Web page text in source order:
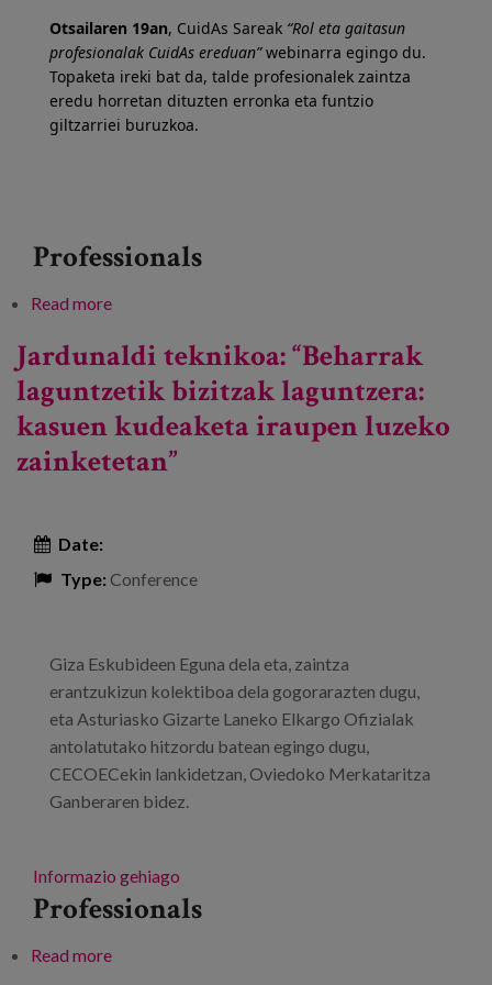
Press
Work with us
en
Otsailaren 19an, CuidAs Sareak “Rol eta gaitasun
profesionalak CuidAs ereduan”webinarra egingo du.
Topaketa ireki bat da, talde profesionalek zaintza
eredu horretan dituzten erronka eta funtzio
giltzarriei buruzkoa.
Professionals
Read moreabout Rol eta gaitasun profesionalak CuidAs
Jardunaldi teknikoa: “Beharrak
laguntzetik bizitzak laguntzera:
kasuen kudeaketa iraupen luzeko
zainketetan”
Date:
Type:Conference
Giza Eskubideen Eguna dela eta, zaintza
erantzukizun kolektiboa dela gogorarazten dugu,
eta Asturiasko Gizarte Laneko Elkargo Ofizialak
antolatutako hitzordu batean egingo dugu,
CECOECekin lankidetzan, Oviedoko Merkataritza
Ganberaren bidez.
Informazio gehiago
Professionals
Read moreabout Jardunaldi teknikoa: “Beharrak laguntzetik